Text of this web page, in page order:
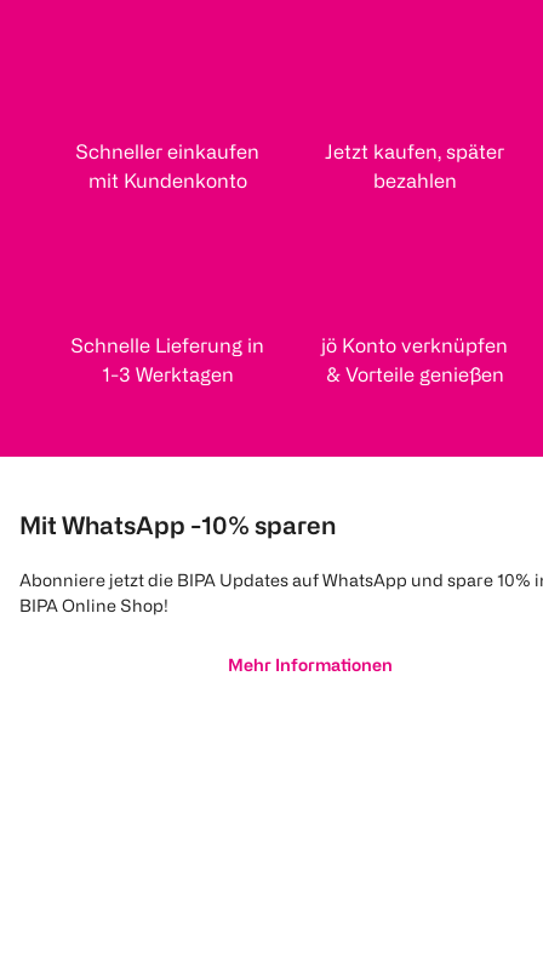
Schneller einkaufen
mit Kundenkonto
Jetzt kaufen, später
bezahlen
Schnelle Lieferung in
1-3 Werktagen
jö Konto verknüpfen
& Vorteile genießen
Mit WhatsApp -10% sparen
Abonniere jetzt die BIPA Updates auf WhatsApp und spare 10%
BIPA Online Shop!
Mehr Informationen